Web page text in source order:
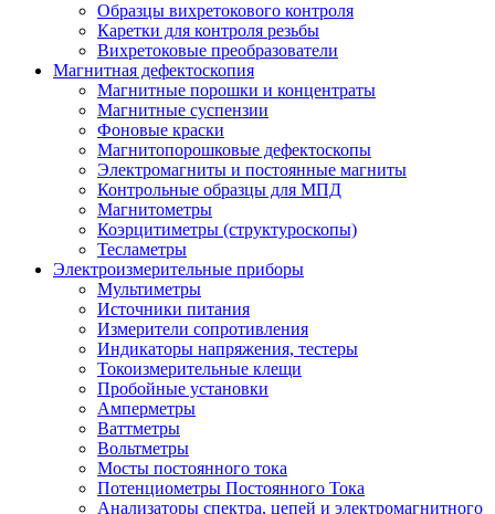
Образцы вихретокового контроля
Каретки для контроля резьбы
Вихретоковые преобразователи
Магнитная дефектоскопия
Магнитные порошки и концентраты
Магнитные суспензии
Фоновые краски
Магнитопорошковые дефектоскопы
Электромагниты и постоянные магниты
Контрольные образцы для МПД
Магнитометры
Коэрцитиметры (структуроскопы)
Тесламетры
Электроизмерительные приборы
Мультиметры
Источники питания
Измерители сопротивления
Индикаторы напряжения, тестеры
Токоизмерительные клещи
Пробойные установки
Амперметры
Ваттметры
Вольтметры
Мосты постоянного тока
Потенциометры Постоянного Тока
Анализаторы спектра, цепей и электромагнитного